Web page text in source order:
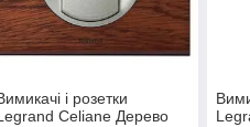
і розетки
Celiane Дерево